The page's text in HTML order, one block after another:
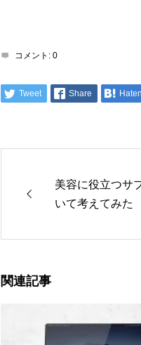
コメント: 0
Tweet Share
美容に役立つサ
いて考えてみた
関連記事